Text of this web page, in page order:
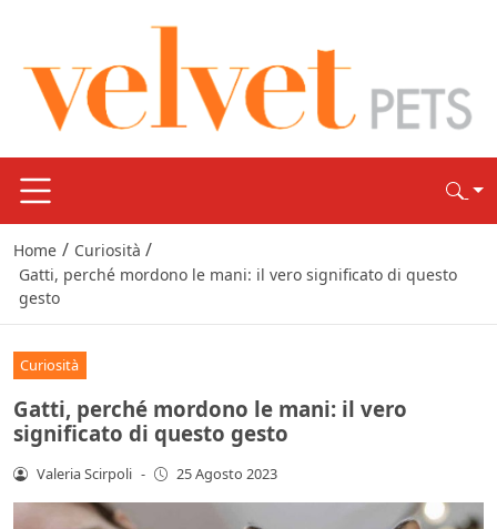
Home / Curiosità /
Gatti, perché mordono le mani: il vero significato di questo
gesto
Curiosità
Gatti, perché mordono le mani: il vero
significato di questo gesto
Valeria Scirpoli - 25 Agosto 2023